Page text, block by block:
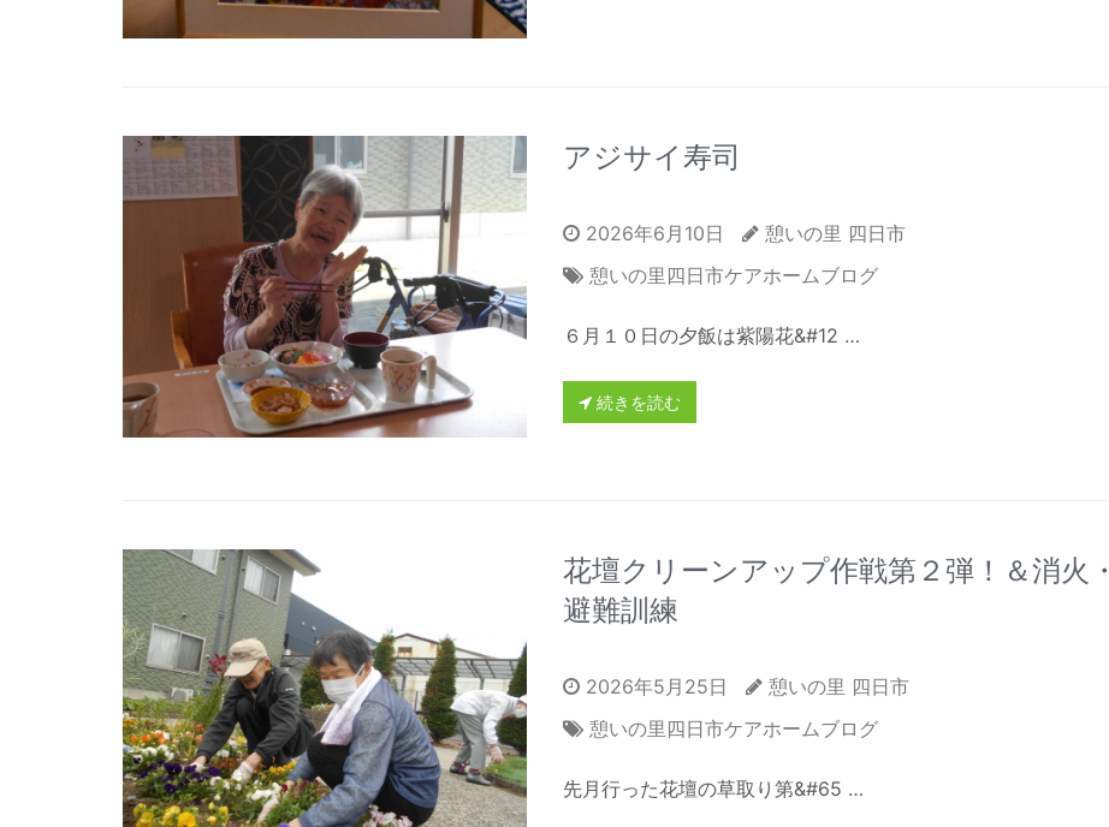
アジサイ寿司
2026年6月10日
憩いの里 四日市
憩いの里四日市ケアホームブログ
６月１０日の夕飯は紫陽花&#12 …
続きを読む
花壇クリーンアップ作戦第２弾！＆消火・
避難訓練
2026年5月25日
憩いの里 四日市
憩いの里四日市ケアホームブログ
先月行った花壇の草取り第&#65 …